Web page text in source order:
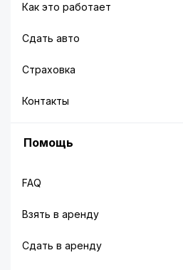
Как это работает
Сдать авто
Страховка
Контакты
Помощь
FAQ
Взять в аренду
Сдать в аренду